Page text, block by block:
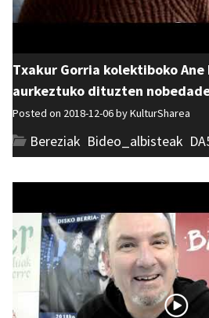
Txakur Gorria kolektiboko
aurkeztuko dituzten
Posted on 2018-12-06 byKulturSharea
Bereziak Bideo_albisteak